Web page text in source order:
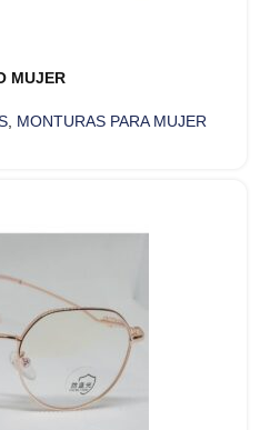
MUJER
MONTURAS PARA MUJER